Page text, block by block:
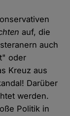
auf, die
auch
oder
Kreuz aus
Darüber
werden.
Politik in